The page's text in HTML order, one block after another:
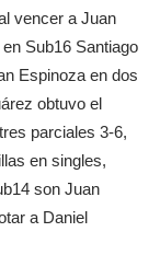
vencer a Juan
Sub16 Santiago
Espinoza en dos
obtuvo el
parciales 3-6,
en singles,
son Juan
a Daniel